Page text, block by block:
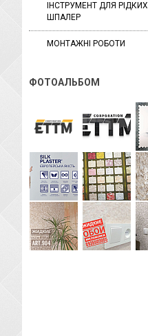
ІНСТРУМЕНТ ДЛЯ РІДКИХ
ШПАЛЕР
МОНТАЖНІ РОБОТИ
ФОТОАЛЬБОМ